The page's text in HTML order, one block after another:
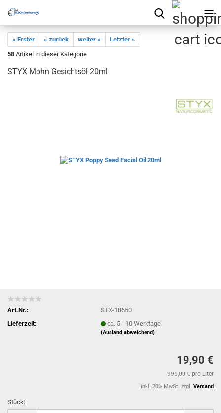
« Erster « zurück weiter »
Letzter »
58 Artikel in dieser Kategorie
STYX Mohn Gesichtsöl 20ml
Art.Nr.:
STX-18650
Lieferzeit:
ca. 5 - 10 Werktage
(Ausland abweichend)
19,90 €
995,00 € pro Liter
inkl. 20% MwSt. zzgl. Versand
Stück: